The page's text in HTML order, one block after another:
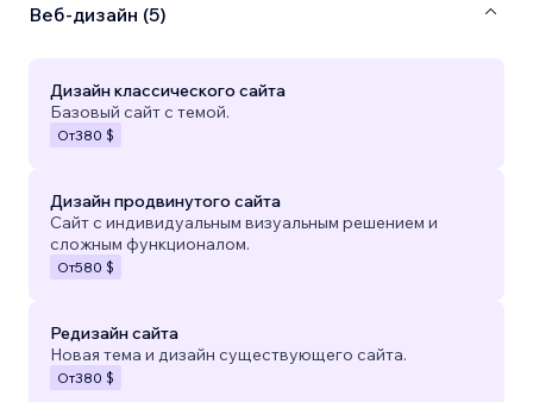
Веб-дизайн (5)
Дизайн классического сайта
Базовый сайт с темой.
От380 $
Дизайн продвинутого сайта
Сайт с индивидуальным визуальным решением и
сложным функционалом.
От580 $
Редизайн сайта
Новая тема и дизайн существующего сайта.
От380 $